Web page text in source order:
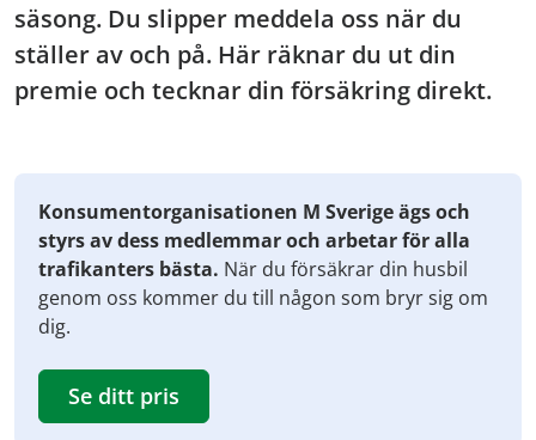
säsong. Du slipper meddela oss när du
ställer av och på. Här räknar du ut din
premie och tecknar din försäkring direkt.
Konsumentorganisationen M Sverige ägs och
styrs av dess medlemmar och arbetar för alla
trafikanters bästa. När du försäkrar din husbil
genom oss kommer du till någon som bryr sig om
dig.
Se ditt pris